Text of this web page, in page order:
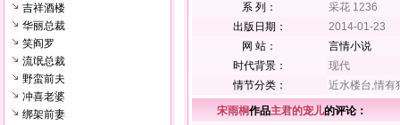
吉祥酒楼
华丽总裁
笑阎罗
流氓总裁
野蛮前夫
冲喜老婆
绑架前妻
系 列：
采花 1236
出版日期：
2014-01-23
网 站：
言情小说
时代背景：
现代
情节分类：
近水楼台,情有
宋雨桐作品主君的宠儿的评论：